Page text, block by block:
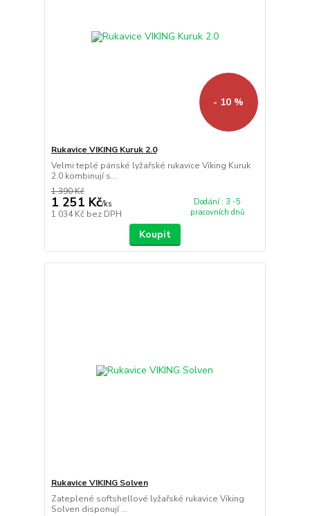
- 10 %
Rukavice VIKING Kuruk 2.0
Velmi teplé pánské lyžařské rukavice Viking Kuruk
2.0 kombinují s...
1 390 Kč
1 251 Kč/ks
1 034 Kč bez DPH
Dodání : 3 -5
pracovních dnů
Koupit
Rukavice VIKING Solven
Zateplené softshellové lyžařské rukavice Viking
Solven disponují ...